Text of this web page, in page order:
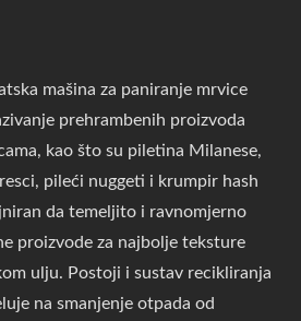
mašina za paniranje mrvice
prehrambenih proizvoda
kao što su piletina Milanese,
pileći nuggeti i krumpir hash
da temeljito i ravnomjerno
proizvode za najbolje teksture
ulju. Postoji i sustav recikliranja
na smanjenje otpada od